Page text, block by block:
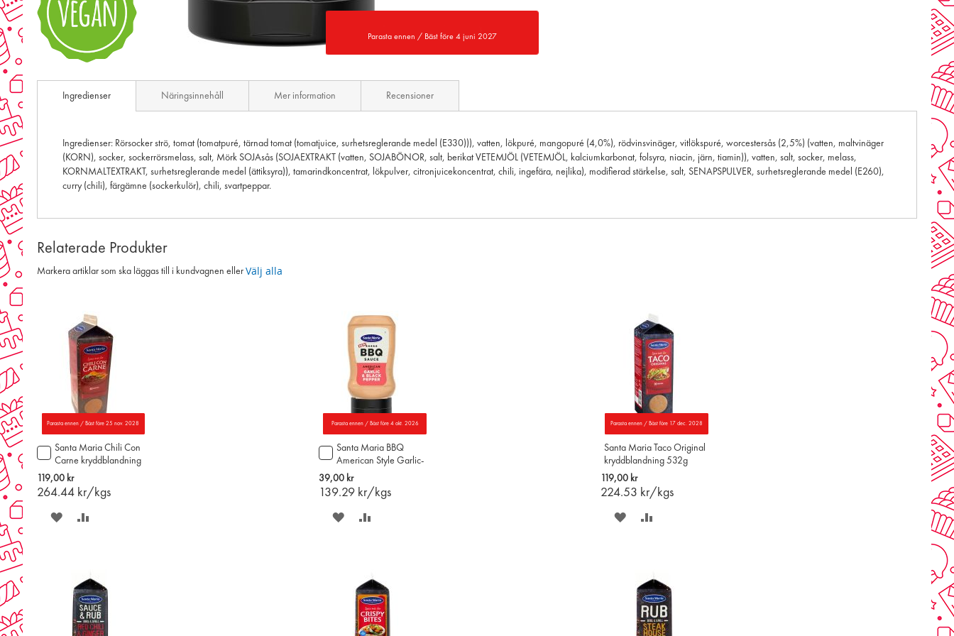
Parasta ennen / Bäst före 4 juni 2027
to
images
Ingredienser
Ingredienser: Rörsocker strö, tomat (tomatpuré, tärnad tomat (tomatjuice, surhetsreglerande medel (E330))), vatten, lökpuré, mangopuré (4,0%), rödvinsvinäger, vitlökspuré, worcestersås (2,5%) (vatten, maltvinäger
(KORN), socker, sockerrörsmelass, salt, Mörk SOJAsås (SOJAEXTRAKT (vatten, SOJABÖNOR, salt, berikat VETEMJÖL (VETEMJÖL, kalciumkarbonat, folsyra, niacin, järn, tiamin)), vatten, salt, socker, melass,
KORNMALTEXTRAKT, surhetsreglerande medel (ättiksyra)), tamarindkoncentrat, lökpulver, citronjuicekoncentrat, chili, ingefära, nejlika), modifierad stärkelse, salt, SENAPSPULVER, surhetsreglerande medel (E260),
curry (chili), färgämne (sockerkulör), chili, svartpeppar.
Näringsinnehåll Mer information Recensioner
Relaterade Produkter
Markera artiklar som ska läggas till i kundvagnen eller Välj alla
Parasta ennen / Bäst före 25 nov. 2028
Santa Maria Chili Con
Carne kryddblandning
448g
119,00 kr
264.44 kr/kgs
Lägg
till
i
varukorgen
SPARA
Parasta ennen / Bäst före 4 okt. 2026
Santa Maria BBQ
American Style Garlic-
Black Pepper sås 280g
39,00 kr
139.29 kr/kgs
Lägg
till
i
varukorgen
SPARA
Parasta ennen / Bäst före 17 dec. 2028
Santa Maria Taco Original
kryddblandning 532g
119,00 kr
224.53 kr/kgs
SPARA